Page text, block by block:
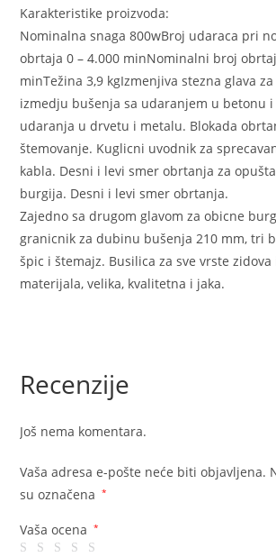
Karakteristike proizvoda:
Nominalna snaga 800wBroj udaraca pri
obrtaja 0 – 4.000 minNominalni broj
minTežina 3,9 kgIzmenjiva stezna glava
izmedju bušenja sa udaranjem u betonu
udaranja u drvetu i metalu. Blokada
štemovanje. Kuglicni uvodnik za
kabla. Desni i levi smer obrtanja za
burgija. Desni i levi smer obrtanja.
Zajedno sa drugom glavom za obicne
granicnik za dubinu bušenja 210 mm, tri
špic i štemajz. Busilica za sve vrste
materijala, velika, kvalitetna i jaka.
Recenzije
Još nema komentara.
Vaša adresa e-pošte neće biti objavljena.
su označena
*
Vaša ocena *